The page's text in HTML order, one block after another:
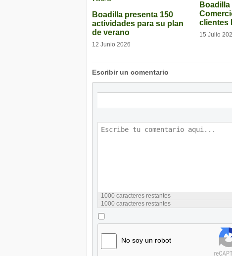
Boadilla presenta 150
actividades para su plan
de verano
12 Junio 2026
clientes
15 Julio
Escribir un comentario
1000 caracteres restantes
1000 caracteres restantes
No soy un robot